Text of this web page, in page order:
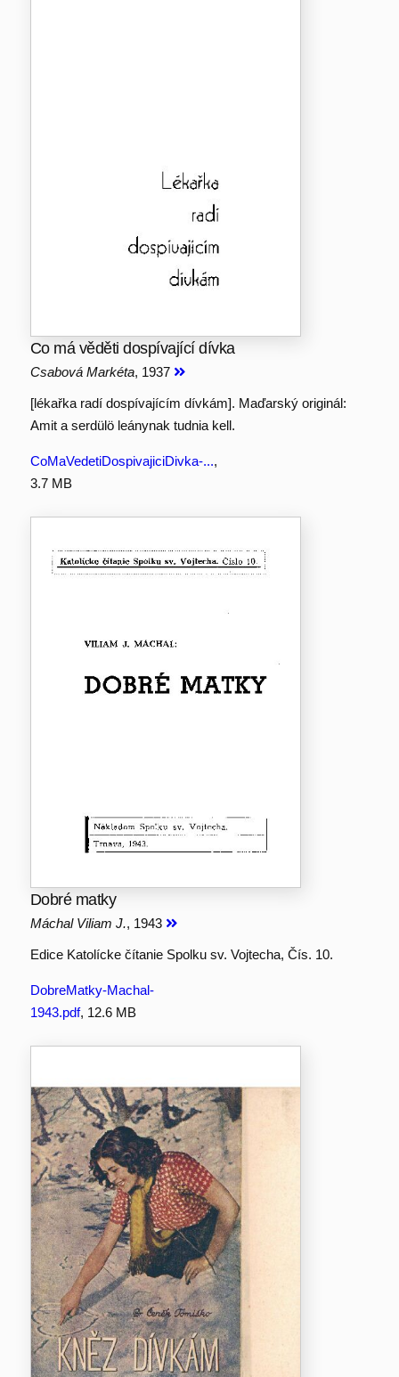
Co má věděti dospívající dívka
Csabová Markéta, 1937
[lékařka radí dospívajícím dívkám]. Maďarský originál:
Amit a serdülö leánynak tudnia kell.
CoMaVedetiDospivajiciDivka-...,
3.7 MB
Dobré matky
Máchal Viliam J., 1943
Edice Katolícke čítanie Spolku sv. Vojtecha, Čís. 10.
DobreMatky-Machal-
1943.pdf, 12.6 MB